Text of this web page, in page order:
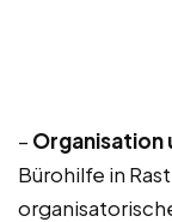
– Organisation
Bürohilfe in